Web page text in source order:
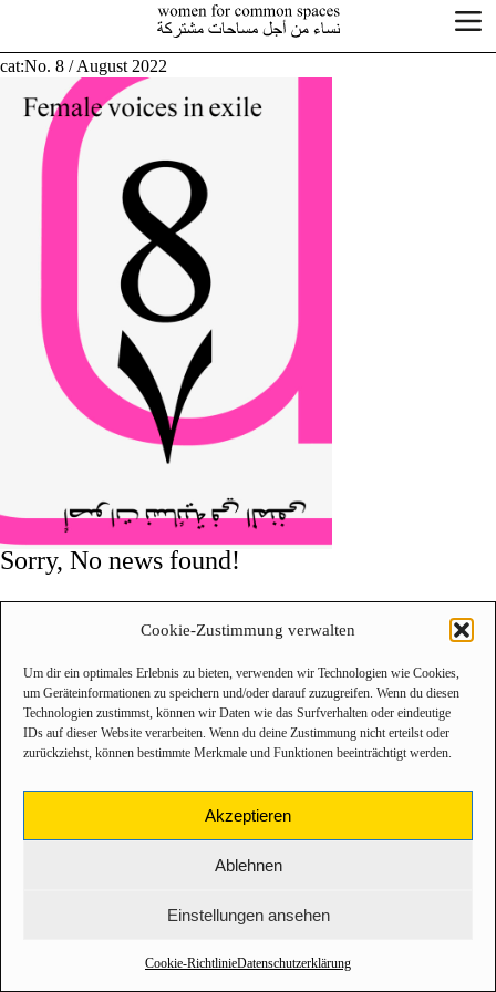
Cookie-Zustimmung verwalten
Um dir ein optimales Erlebnis zu bieten, verwenden wir Technologien wie Cookies,
um Geräteinformationen zu speichern und/oder darauf zuzugreifen. Wenn du diesen
Technologien zustimmst, können wir Daten wie das Surfverhalten oder eindeutige
IDs auf dieser Website verarbeiten. Wenn du deine Zustimmung nicht erteilst oder
zurückziehst, können bestimmte Merkmale und Funktionen beeinträchtigt werden.
Akzeptieren
Ablehnen
Einstellungen ansehen
Cookie-RichtlinieDatenschutzerklärung
cat:No. 8 / August 2022
Sorry, No news found!